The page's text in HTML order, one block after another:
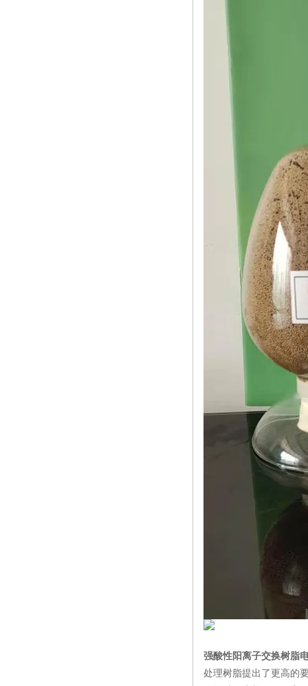
强酸性阳离子交换树脂
处理树脂提出了更高的